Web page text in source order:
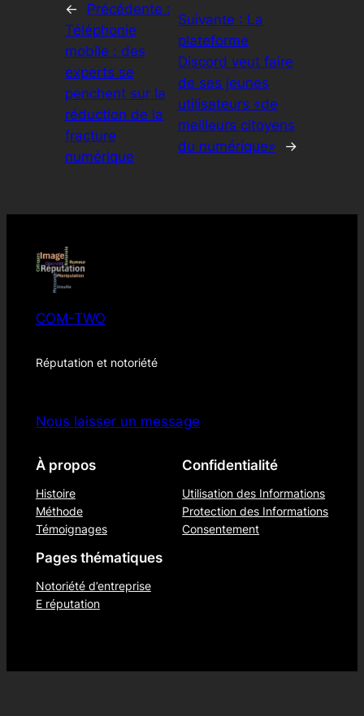
←
Précédente :
Téléphonie
mobile : des
experts se
penchent sur la
réduction de la
fracture
numérique
Suivante : La
plateforme
Discord veut faire
de ses jeunes
utilisateurs «de
meilleurs citoyens
du numérique»
→
COM-TWO
Réputation et notoriété
Nous laisser un message
À propos
Histoire
Méthode
Témoignages
Confidentialité
Utilisation des Informations
Protection des Informations
Consentement
Pages thématiques
Notoriété d’entreprise
E réputation
Conçu par com-two avecWordPress